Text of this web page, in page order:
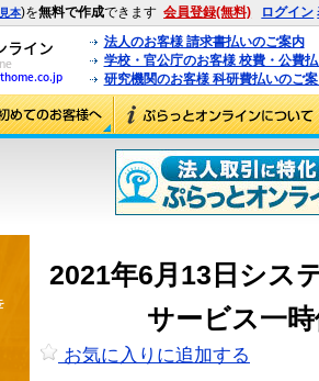
見本)を無料で作成できます 会員登録(無料) ログイン
法人のお客様 請求書払いのご案内
学校・官公庁のお客様 校費・公費
研究機関のお客様 科研費払いのご
2021年6月13日シス
サービス一
お気に入りに追加する